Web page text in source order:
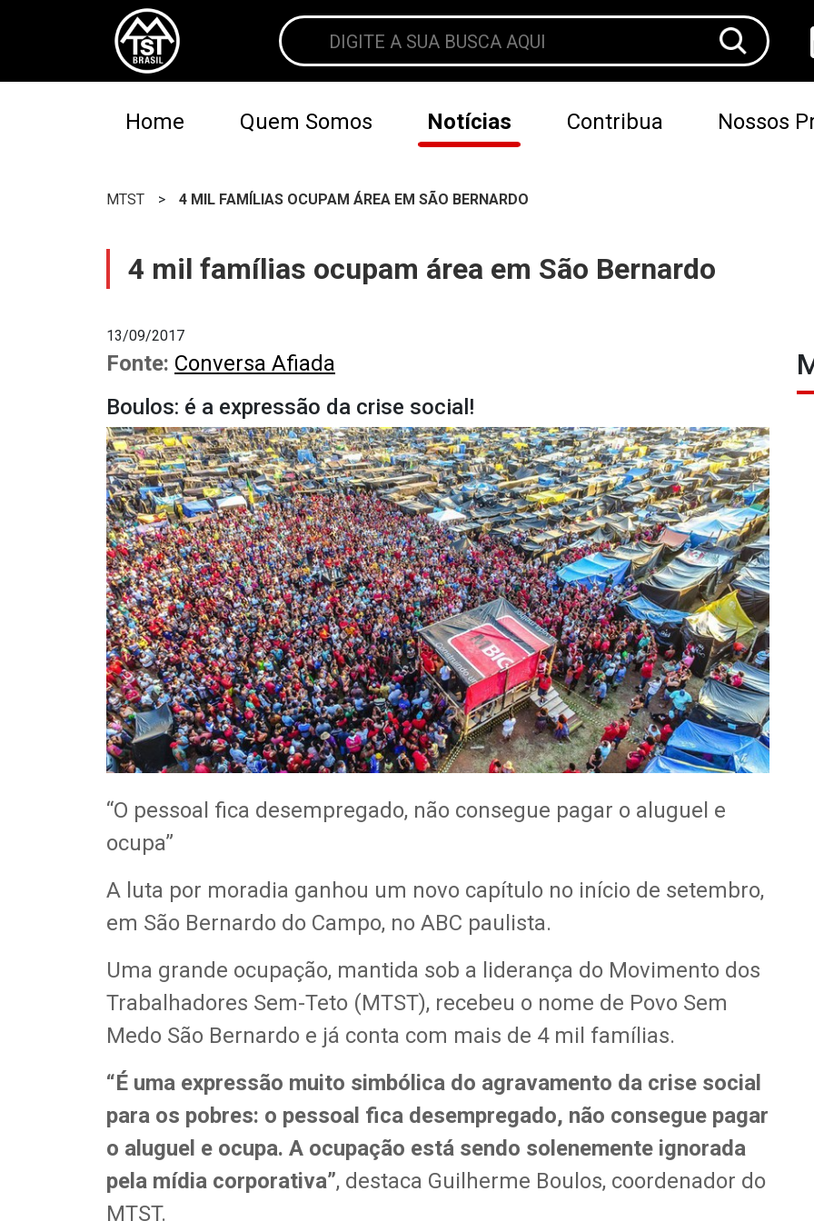
Home Quem Somos Notícias Contribua Nossos
MTST > 4 MIL FAMÍLIAS OCUPAM ÁREA EM SÃO BERNARDO
4 mil famílias ocupam área em São Bernardo
13/09/2017
Fonte: Conversa Afiada
Boulos: é a expressão da crise social!
“O pessoal fica desempregado, não consegue pagar o aluguel e
ocupa”
A luta por moradia ganhou um novo capítulo no início de setembro,
em São Bernardo do Campo, no ABC paulista.
Uma grande ocupação, mantida sob a liderança do Movimento dos
Trabalhadores Sem-Teto (MTST), recebeu o nome de Povo Sem
Medo São Bernardo e já conta com mais de 4 mil famílias.
“É uma expressão muito simbólica do agravamento da crise social
para os pobres: o pessoal fica desempregado, não consegue pagar
o aluguel e ocupa. A ocupação está sendo solenemente ignorada
pela mídia corporativa”, destaca Guilherme Boulos, coordenador do
MTST.